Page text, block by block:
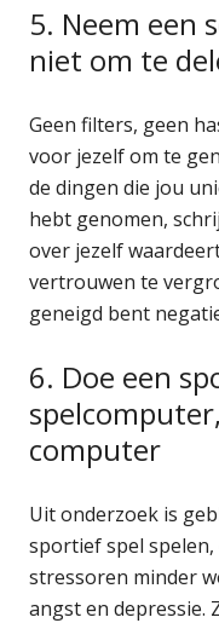
5. Neem een
niet om te
Geen filters, geen
voor jezelf om te
de dingen die jou
hebt genomen,
over jezelf
vertrouwen te
geneigd bent
6. Doe een
computer
Uit onderzoek is
sportief spel
stressoren minder
angst en depressie.